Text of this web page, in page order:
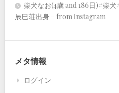
柴犬なお(4歳 and 186日)#柴
辰巳荘出身 – from Instagram
メタ情報
ログイン